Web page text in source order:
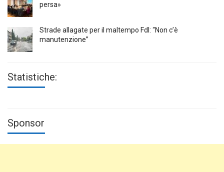
persa»
Strade allagate per il maltempo FdI: “Non c’è
manutenzione”
Statistiche:
Sponsor